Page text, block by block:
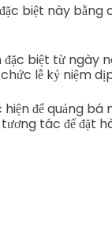
biệt này bằng
biệt từ ngày
lễ kỷ niệm
để quảng bá
tác để đặt